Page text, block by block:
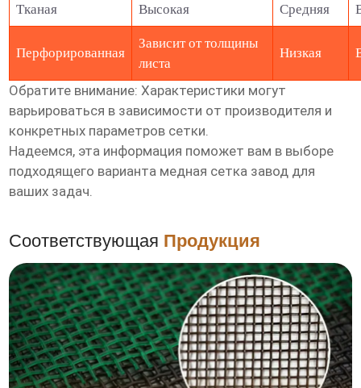
Тканая Высокая Средняя
Перфорированная
Зависит от толщины
листа
Низкая
Обратите внимание: Характеристики могут
варьироваться в зависимости от производителя и
конкретных параметров сетки.
Надеемся, эта информация поможет вам в выборе
подходящего варианта медная сетка завод для
ваших задач.
Соответствующая Продукция